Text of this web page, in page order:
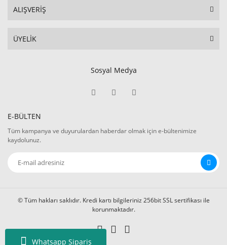
Whatsapp Sipariş
ALIŞVERİŞ
ÜYELİK
Sosyal Medya
E-BÜLTEN
Tüm kampanya ve duyurulardan haberdar olmak için e-bültenimize
kaydolunuz.
© Tüm hakları saklıdır. Kredi kartı bilgileriniz 256bit SSL sertifikası ile
korunmaktadır.